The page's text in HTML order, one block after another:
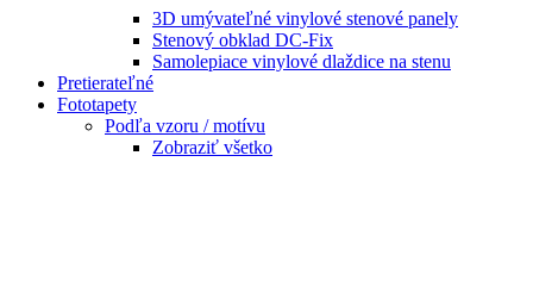
3D umývateľné vinylové stenové panely
Stenový obklad DC-Fix
Samolepiace vinylové dlaždice na stenu
Pretierateľné
Fototapety
Podľa vzoru / motívu
Zobraziť všetko